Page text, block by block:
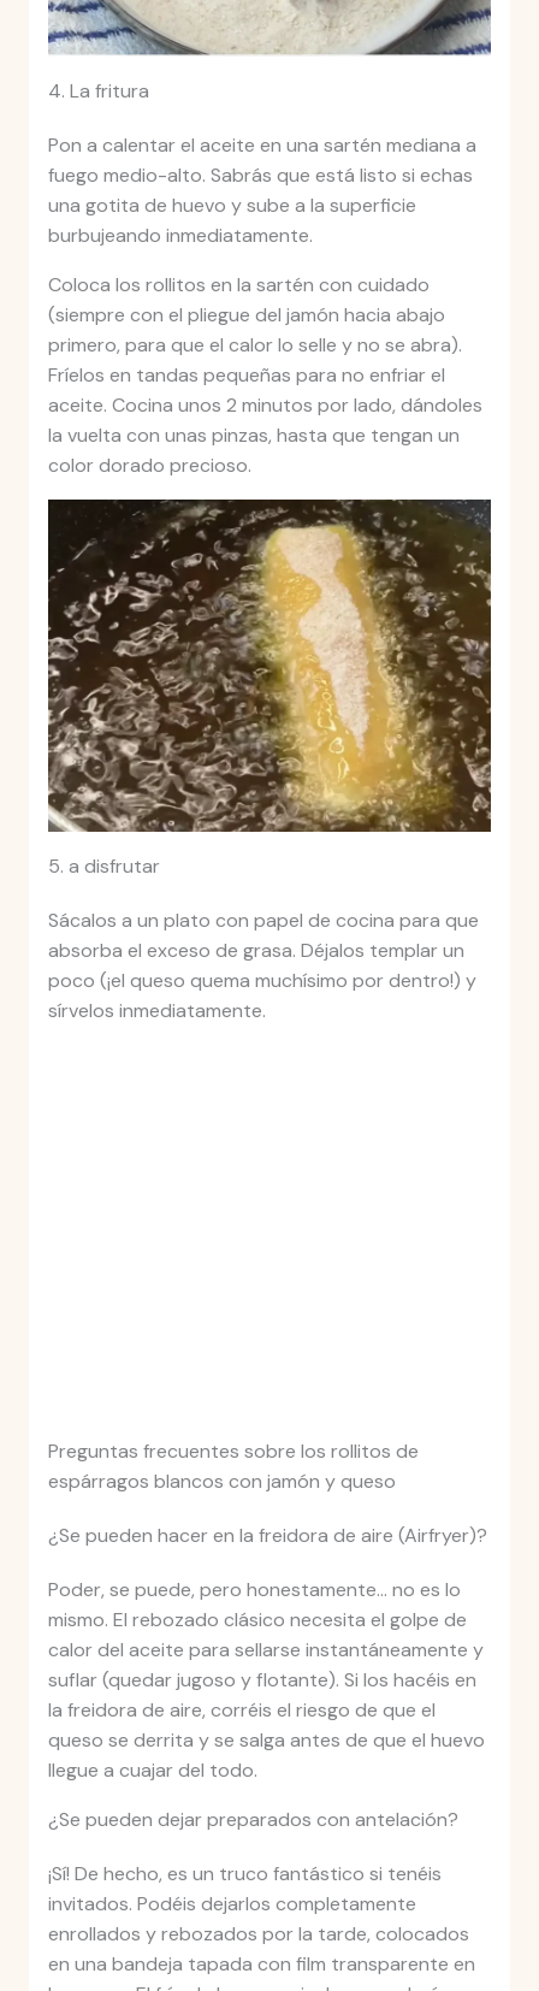
4. La fritura
Pon a calentar el aceite en una sartén mediana a
fuego medio-alto. Sabrás que está listo si echas
una gotita de huevo y sube a la superficie
burbujeando inmediatamente.
Coloca los rollitos en la sartén con cuidado
(siempre con el pliegue del jamón hacia abajo
primero, para que el calor lo selle y no se abra).
Fríelos en tandas pequeñas para no enfriar el
aceite. Cocina unos 2 minutos por lado, dándoles
la vuelta con unas pinzas, hasta que tengan un
color dorado precioso.
5. a disfrutar
Sácalos a un plato con papel de cocina para que
absorba el exceso de grasa. Déjalos templar un
poco (¡el queso quema muchísimo por dentro!) y
sírvelos inmediatamente.
Preguntas frecuentes sobre los rollitos de
espárragos blancos con jamón y queso
¿Se pueden hacer en la freidora de aire (Airfryer)?
Poder, se puede, pero honestamente… no es lo
mismo. El rebozado clásico necesita el golpe de
calor del aceite para sellarse instantáneamente y
suflar (quedar jugoso y flotante). Si los hacéis en
la freidora de aire, corréis el riesgo de que el
queso se derrita y se salga antes de que el huevo
llegue a cuajar del todo.
¿Se pueden dejar preparados con antelación?
¡Sí! De hecho, es un truco fantástico si tenéis
invitados. Podéis dejarlos completamente
enrollados y rebozados por la tarde, colocados
en una bandeja tapada con film transparente en